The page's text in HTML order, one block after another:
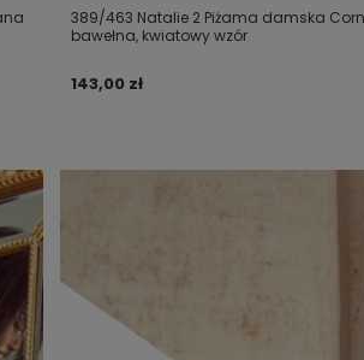
389/463 Natalie 2 Piżama damska
bawełna, kwiatowy wzór
143,00 zł